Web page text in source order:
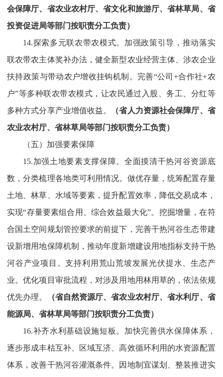
会保障厅、省农业农村厅、省文化和旅游厅、省林草局、省
投资促进局等部门按职责分工负责）
14.探索多元联农带农模式。加强政策引导，推动落实
联农带农主体奖补办法，健全新型农业经营主体、涉农企业
扶持政策与带动农户增收挂钩机制。完善“公司+合作社+农
户”等多种联农带农模式，让农民通过入股、务工、分红等
多种方式分享产业增值收益。
（省人力资源社会保障厅、省
农业农村厅、省林草局等部门按职责分工负责）
（五）加强要素保障
15.加强土地要素支撑保障。全面摸清干热河谷资源底
数，分类梳理各地类可利用情况。做优存量，统筹配置存量
土地、林草、水域等要素，提升配置效率，降低交易成本，
实现“存量要素组合用、综合效益最大化”。挖掘增量，在符
合国土空间规划管控要求的前提下，完善干热河谷生态带建
设新增用地保障机制，推动年度新增建设用地指标支持干热
河谷产业项目。支持利用荒山荒坡发展光伏提水、生态产
业。优化项目审批流程，对涉及用地用林用草的，依法依规
优先办理。
（省自然资源厅、省农业农村厅、省水利厅、省
能源局、省林草局等部门按职责分工负责）
16.补齐水利基础设施短板。加快完善供水保障体系，
逐步形成丰枯互补、区域互济、高效循环利用的水资源配置
体系，改善干热河谷灌溉条件。因地制宜谋划、整装推进实